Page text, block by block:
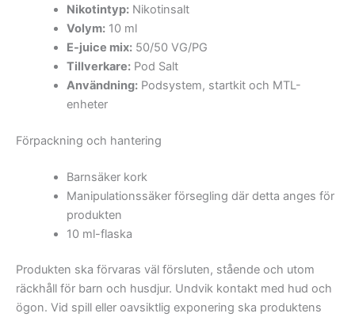
Nikotintyp:Nikotinsalt
Volym:10 ml
E-juice mix:50/50 VG/PG
Tillverkare:Pod Salt
Användning:Podsystem, startkit och MTL-
enheter
Förpackning och hantering
Barnsäker kork
Manipulationssäker försegling där detta anges för
produkten
10 ml-flaska
Produkten ska förvaras väl försluten, stående och utom
räckhåll för barn och husdjur. Undvik kontakt med hud och
ögon. Vid spill eller oavsiktlig exponering ska produktens